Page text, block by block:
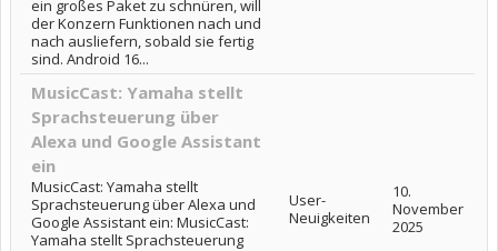
ein großes Paket zu schnüren, will
der Konzern Funktionen nach und
nach ausliefern, sobald sie fertig
sind. Android 16...
MusicCast: Yamaha stellt
Sprachsteuerung über
Alexa und Google Assistant
ein
MusicCast: Yamaha stellt
Sprachsteuerung über Alexa und
Google Assistant ein: MusicCast:
Yamaha stellt Sprachsteuerung
User-
Neuigkeiten
10.
November
2025